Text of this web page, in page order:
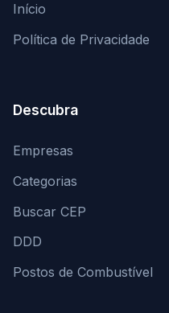
Início
Política de Privacidade
Descubra
Empresas
Categorias
Buscar CEP
DDD
Postos de Combustível